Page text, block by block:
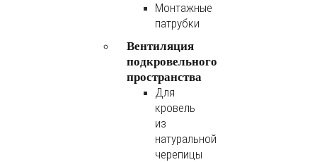
Монтажные
патрубки
Вентиляция
подкровельного
пространства
Для
кровель
из
натуральной
черепицы